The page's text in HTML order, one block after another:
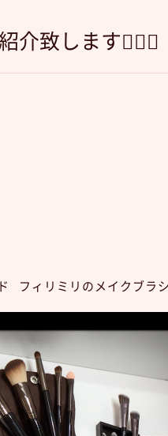
介致します💁‍♀️✨
フィリミリのメイクブラシ